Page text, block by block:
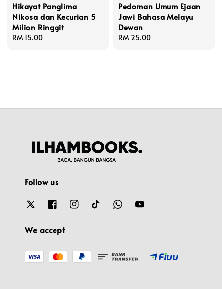
Hikayat Panglima
Nikosa dan Kecurian 5
Milion Ringgit
Regular
RM 15.00
Pedoman Umum Ejaan
Jawi Bahasa Melayu
Dewan
Regular
RM 25.00
Follow us
We accept